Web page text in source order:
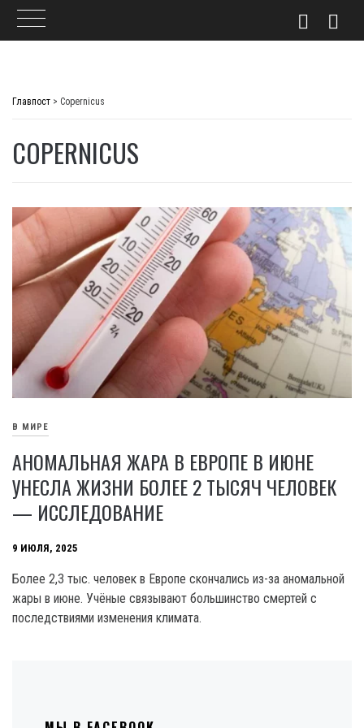
Главпост > Copernicus
COPERNICUS
В МИРЕ
АНОМАЛЬНАЯ ЖАРА В ЕВРОПЕ В ИЮНЕ
УНЕСЛА ЖИЗНИ БОЛЕЕ 2 ТЫСЯЧ ЧЕЛОВЕК
— ИССЛЕДОВАНИЕ
9 ИЮЛЯ, 2025
Более 2,3 тыс. человек в Европе скончались из-за аномальной
жары в июне. Учёные связывают большинство смертей с
последствиями изменения климата.